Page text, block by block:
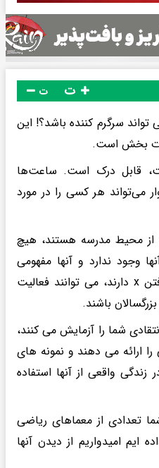
ت
سرگرم کننده باشد؟! این
بخش است.
قابل درک است. ساعت‌ها
می‌تواند هر کسی را در مورد
محیط مدرسه هستند، هیچ
وجود ندارد و آنها مفهومی
سرگرم کننده و عجیب تر از یافتن x دارند، می توانند فعالیت
باشند.
شما را آزمایش می کنند،
ارائه می دهند و نمونه های
واقعی از آنها استفاده
تعدادی از معماهای ریاضی
ایم امیدواریم از دیدن آنها